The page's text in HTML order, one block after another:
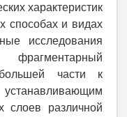
характеристик
способах и видах
исследования
части к
слоев различной